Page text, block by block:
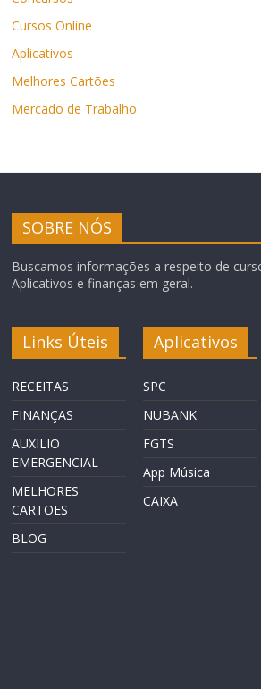
Cursos Online
Aplicativos
Melhores Cartões
Mercado de Trabalho
SOBRE NÓS
Buscamos informações a respeito de
Aplicativos e finanças em geral.
Links Úteis
RECEITAS
FINANÇAS
AUXILIO
EMERGENCIAL
MELHORES
CARTOES
BLOG
Aplicativos
SPC
NUBANK
FGTS
App Música
CAIXA